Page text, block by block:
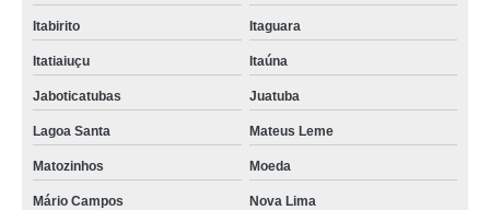
Itabirito Itaguara
Itatiaiuçu Itaúna
Jaboticatubas Juatuba
Lagoa Santa Mateus Leme
Matozinhos Moeda
Mário Campos Nova Lima